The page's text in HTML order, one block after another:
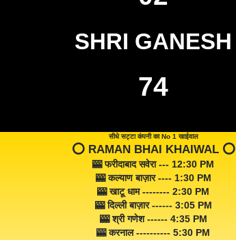
SHRI GANESH
74
सीधे सट्टा कंपनी का No 1 खाईवाल
⭕️ RAMAN BHAI KHAIWAL ⭕️
🎰 फरीदाबाद सवेरा --- 12:30 PM
🎰 कल्याण बाज़ार ---- 1:30 PM
🎰 खाटू धाम -------- 2:30 PM
🎰 दिल्ली बाज़ार ------ 3:05 PM
🎰 श्री गणेश ------ 4:35 PM
🎰 करनाल ---------- 5:30 PM